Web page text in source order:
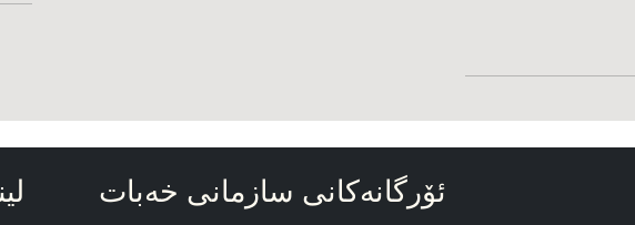
ئۆرگانه‌کانی سازمانی خه‌بات